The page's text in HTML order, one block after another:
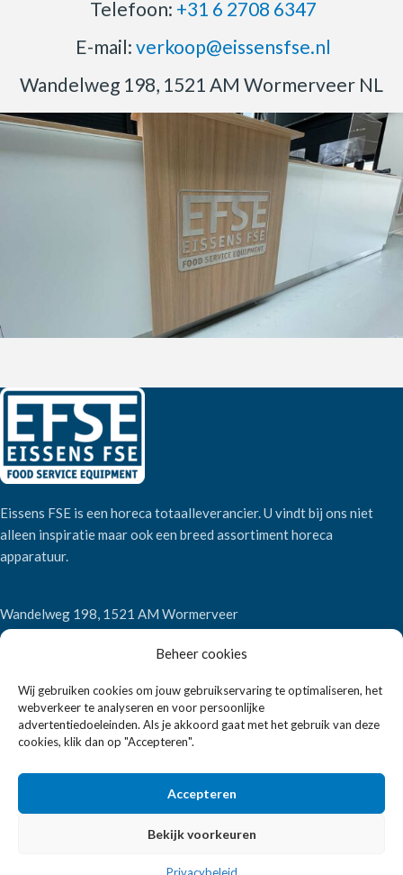
Beheer cookies
Wij gebruiken cookies om jouw gebruikservaring te optimaliseren, het
webverkeer te analyseren en voor persoonlijke
advertentiedoeleinden. Als je akkoord gaat met het gebruik van deze
cookies, klik dan op "Accepteren".
Accepteren
Bekijk voorkeuren
Telefoon: +31 6 2708 6347
E-mail: verkoop@eissensfse.nl
Wandelweg 198, 1521 AM Wormerveer NL
Eissens FSE is een horeca totaalleverancier. U vindt bij ons niet
alleen inspiratie maar ook een breed assortiment horeca
apparatuur.
Wandelweg 198, 1521 AM Wormerveer
Telefoon:
verkoop@eissensfse.nl
KLANTENSERVICE
Onze aanpak
Betaalmethoden
Algemene voorwaarden